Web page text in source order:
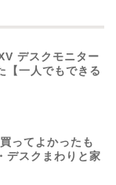
デスクモニター
【一人でもできる
ってよかったも
デスクまわりと家